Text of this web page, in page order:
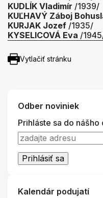
KUDLÍK Vladimír /1939/
KUĽHAVÝ Záboj
KURJAK Jozef /1935/
KYSELICOVÁ Eva /
Vytlačiť stránku
Odber noviniek
Prihláste sa do
Kalendár podujatí